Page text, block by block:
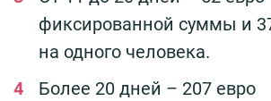
фиксированной суммы и
на одного человека.
Более 20 дней – 207 евро